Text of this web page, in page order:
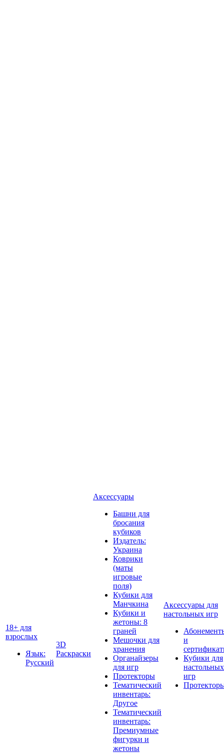
18+ для
взрослых
Язык:
Русский
3D
Раскраски
Аксессуары
Башни для
бросания
кубиков
Издатель:
Украина
Коврики
(маты
игровые
поля)
Кубики для
Манчкина
Кубики и
жетоны: 8
граней
Мешочки для
хранения
Органайзеры
для игр
Протекторы
Тематический
инвентарь:
Другое
Тематический
инвентарь:
Премиумные
фигурки и
жетоны
Аксессуары для
настольных игр
и
Кубики для
настольных
игр